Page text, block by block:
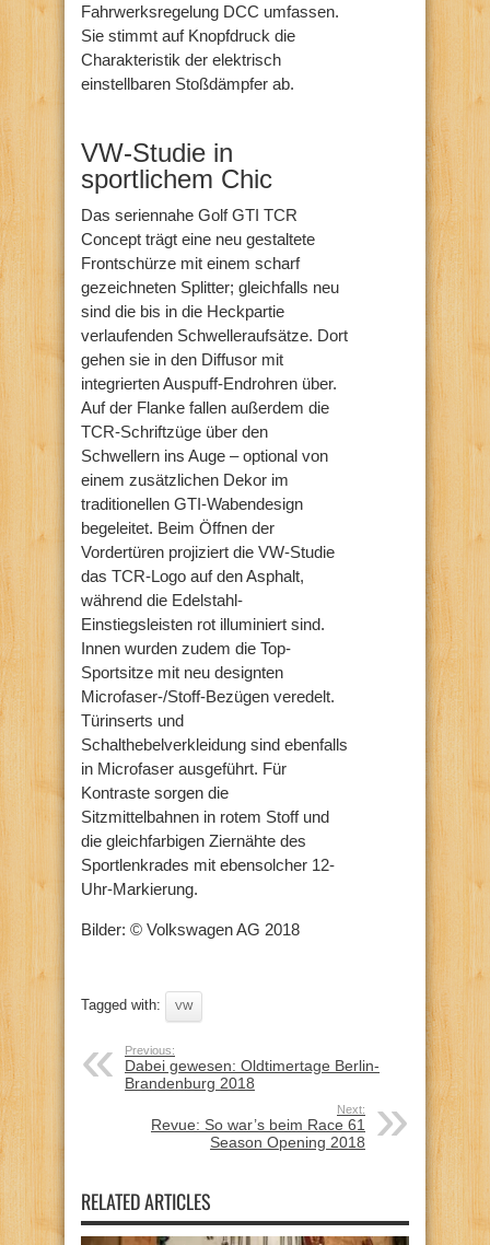
Fahrwerksregelung DCC umfassen.
Sie stimmt auf Knopfdruck die
Charakteristik der elektrisch
einstellbaren Stoßdämpfer ab.
VW-Studie in
sportlichem Chic
Das seriennahe Golf GTI TCR
Concept trägt eine neu gestaltete
Frontschürze mit einem scharf
gezeichneten Splitter; gleichfalls neu
sind die bis in die Heckpartie
verlaufenden Schwelleraufsätze. Dort
gehen sie in den Diffusor mit
integrierten Auspuff-Endrohren über.
Auf der Flanke fallen außerdem die
TCR-Schriftzüge über den
Schwellern ins Auge – optional von
einem zusätzlichen Dekor im
traditionellen GTI-Wabendesign
begeleitet. Beim Öffnen der
Vordertüren projiziert die VW-Studie
das TCR-Logo auf den Asphalt,
während die Edelstahl-
Einstiegsleisten rot illuminiert sind.
Innen wurden zudem die Top-
Sportsitze mit neu designten
Microfaser-/Stoff-Bezügen veredelt.
Türinserts und
Schalthebelverkleidung sind ebenfalls
in Microfaser ausgeführt. Für
Kontraste sorgen die
Sitzmittelbahnen in rotem Stoff und
die gleichfarbigen Ziernähte des
Sportlenkrades mit ebensolcher 12-
Uhr-Markierung.
Bilder: © Volkswagen AG 2018
Tagged with: VW
Previous:
Dabei gewesen: Oldtimertage Berlin-
Brandenburg 2018
Next:
Revue: So war’s beim Race 61
Season Opening 2018
RELATED ARTICLES